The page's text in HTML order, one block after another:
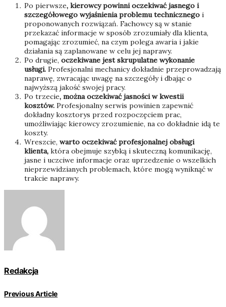
Po pierwsze, kierowcy powinni oczekiwać jasnego i
szczegółowego wyjaśnienia problemu technicznego i
proponowanych rozwiązań. Fachowcy są w stanie
przekazać informacje w sposób zrozumiały dla klienta,
pomagając zrozumieć, na czym polega awaria i jakie
działania są zaplanowane w celu jej naprawy.
Po drugie, oczekiwane jest skrupulatne wykonanie
usługi. Profesjonalni mechanicy dokładnie przeprowadzają
naprawę, zwracając uwagę na szczegóły i dbając o
najwyższą jakość swojej pracy.
Po trzecie, można oczekiwać jasności w kwestii
kosztów. Profesjonalny serwis powinien zapewnić
dokładny kosztorys przed rozpoczęciem prac,
umożliwiając kierowcy zrozumienie, na co dokładnie idą te
koszty.
Wreszcie, warto oczekiwać profesjonalnej obsługi
klienta, która obejmuje szybką i skuteczną komunikację,
jasne i uczciwe informacje oraz uprzedzenie o wszelkich
nieprzewidzianych problemach, które mogą wyniknąć w
trakcie naprawy.
Redakcja
Previous Article